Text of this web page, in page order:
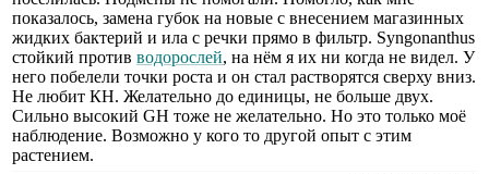
показалось, замена губок на новые с внесением магазинных
жидких бактерий и ила с речки прямо в фильтр. Syngonanthus
стойкий против водорослей, на нём я их ни когда не видел. У
него побелели точки роста и он стал растворятся сверху вниз.
Не любит КН. Желательно до единицы, не больше двух.
Сильно высокий GH тоже не желательно. Но это только моё
наблюдение. Возможно у кого то другой опыт с этим
растением.